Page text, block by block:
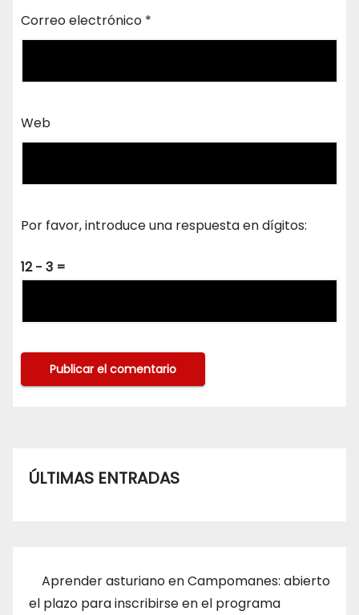
Correo electrónico *
Web
Por favor, introduce una respuesta en dígitos:
12 − 3 =
ÚLTIMAS ENTRADAS
Aprender asturiano en Campomanes: abierto
el plazo para inscribirse en el programa